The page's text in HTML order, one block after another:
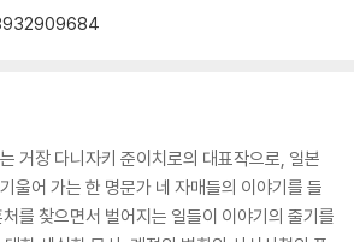
거장 다니자키 준이치로의 대표작으로, 일본
울어 가는 한 명문가 네 자매들의 이야기를 들
를 찾으면서 벌어지는 일들이 이야기의 줄기를